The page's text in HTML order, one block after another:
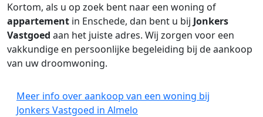
Kortom, als u op zoek bent naar een woning of
appartement in Enschede, dan bent u bij Jonkers
Vastgoed aan het juiste adres. Wij zorgen voor een
vakkundige en persoonlijke begeleiding bij de aankoop
van uw droomwoning.
Meer info over aankoop van een woning bij
Jonkers Vastgoed in Almelo